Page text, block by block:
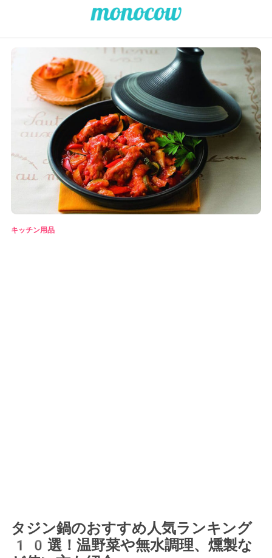
キッチン用品
タジン鍋のおすすめ人気ランキング
10選！温野菜や無水調理、燻製な